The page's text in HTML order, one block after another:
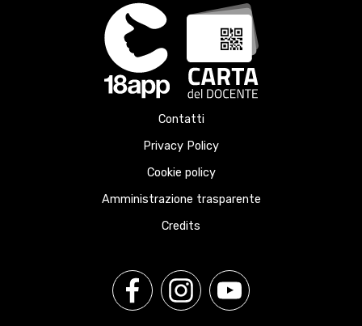
Contatti
Privacy Policy
Cookie policy
Amministrazione trasparente
Credits